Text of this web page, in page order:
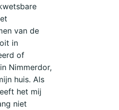
van de
in
of
Nimmerdor,
huis. Als
het mij
niet